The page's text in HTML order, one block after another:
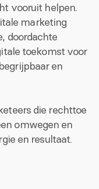
vooruit helpen.
marketing
doordachte
toekomst voor
en
die rechttoe
omwegen en
en resultaat.